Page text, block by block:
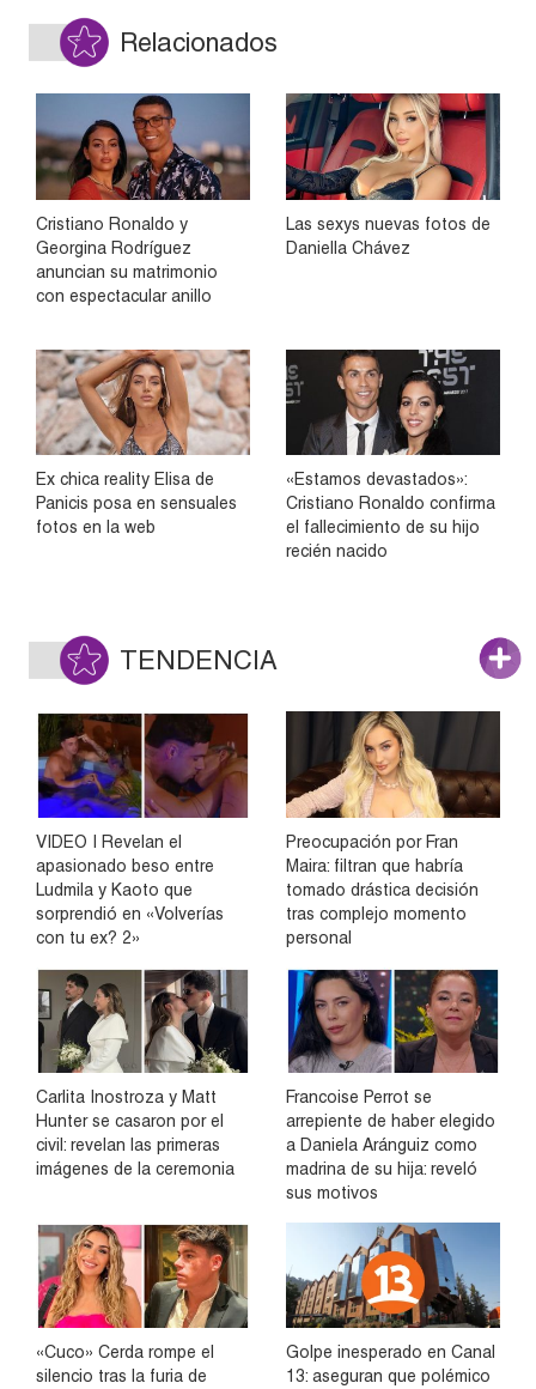
Relacionados
Cristiano Ronaldo y
Georgina Rodríguez
anuncian su matrimonio
con espectacular anillo
Las sexys nuevas fotos de
Daniella Chávez
Ex chica reality Elisa de
Panicis posa en sensuales
fotos en la web
«Estamos devastados»:
Cristiano Ronaldo confirma
el fallecimiento de su hijo
recién nacido
TENDENCIA
VIDEO | Revelan el
apasionado beso entre
Ludmila y Kaoto que
sorprendió en «Volverías
con tu ex? 2»
Preocupación por Fran
Maira: filtran que habría
tomado drástica decisión
tras complejo momento
personal
Carlita Inostroza y Matt
Hunter se casaron por el
civil: revelan las primeras
imágenes de la ceremonia
Francoise Perrot se
arrepiente de haber elegido
a Daniela Aránguiz como
madrina de su hija: reveló
sus motivos
«Cuco» Cerda rompe el
silencio tras la furia de
Golpe inesperado en Canal
13: aseguran que polémico